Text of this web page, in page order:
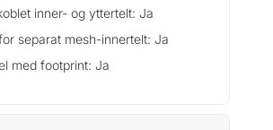
inner- og yttertelt: Ja
separat mesh-innertelt: Ja
med footprint: Ja